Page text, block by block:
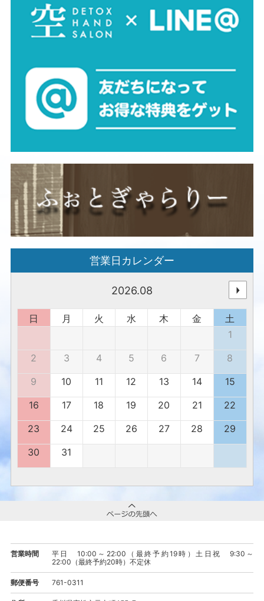
営業日カレンダー
2026.08
日 月 火 水 木 金
土
1
2
3 4 5 6 7
8
9
10 11 12 13 14
15
16
17 18 19 20 21
22
23
24 25 26 27 28
29
30
31
営業時間
平日 10:00～22:00（最終予約19時）土日祝 9:30～
22:00（最終予約20時）不定休
郵便番号 761-0311